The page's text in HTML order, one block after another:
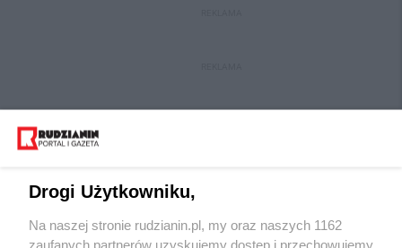
Wydawca mediów lokalnych
Drogi Użytkowniku,
Na naszej stronie rudzianin.pl, my oraz naszych 1162
zaufanych partnerów uzyskujemy dostęp i przechowujemy